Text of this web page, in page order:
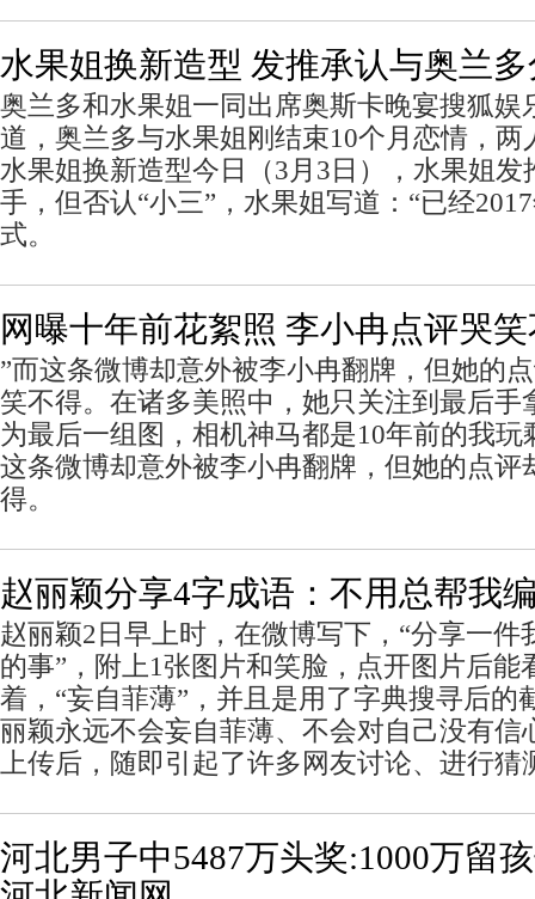
水果姐换新造型 发推承认与奥兰
奥兰多和水果姐一同出席奥斯卡晚宴搜狐娱
道，奥兰多与水果姐刚结束10个月恋情，两
水果姐换新造型今日（3月3日），水果姐发
手，但否认“小三”，水果姐写道：“已经
式。
网曝十年前花絮照 李小冉点评哭
”而这条微博却意外被李小冉翻牌，但她的
笑不得。在诸多美照中，她只关注到最后手
为最后一组图，相机神马都是10年前的
这条微博却意外被李小冉翻牌，但她的点评
得。
赵丽颖分享4字成语：不用总帮我
赵丽颖2日早上时，在微博写下，“分享一件
的事”，附上1张图片和笑脸，点开图片后能
着，“妄自菲薄”，并且是用了字典搜寻后的
丽颖永远不会妄自菲薄、不会对自己没有信
上传后，随即引起了许多网友讨论、进行猜
河北男子中5487万头奖:1000万留